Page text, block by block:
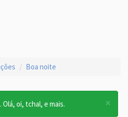
Boa noite
×
oi, tchal, e mais.